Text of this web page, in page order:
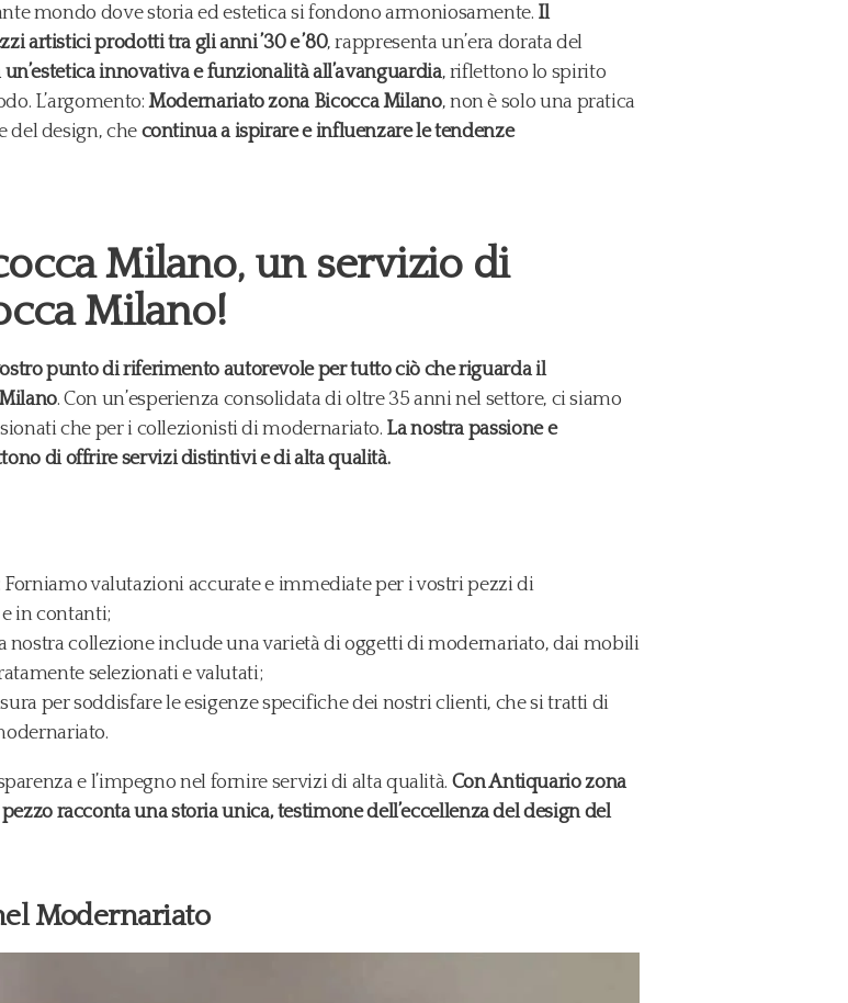
mondo dove storia ed estetica si fondono armoniosamente. Il
artistici prodotti tra gli anni ’30 e ’80, rappresenta un’era dorata del
innovativa e funzionalità all’avanguardia, riflettono lo spirito
L’argomento:Modernariato zona Bicocca Milano, non è solo una pratica
del design, checontinua a ispirare e influenzare le tendenze
Milano, un servizio di
Milano!
punto di riferimento autorevole per tutto ciò che riguarda il
. Con un’esperienza consolidata di oltre 35 anni nel settore, ci siamo
che per i collezionisti di modernariato. La nostra passione e
di offrire servizi distintivi e di alta qualità.
Forniamo valutazioni accurate e immediate per i vostri pezzi di
in contanti;
nostra collezione include una varietà di oggetti di modernariato, dai mobili
selezionati e valutati;
per soddisfare le esigenze specifiche dei nostri clienti, che si tratti di
e l’impegno nel fornire servizi di alta qualità. Con Antiquario zona
racconta una storia unica, testimone dell’eccellenza del design del
Modernariato